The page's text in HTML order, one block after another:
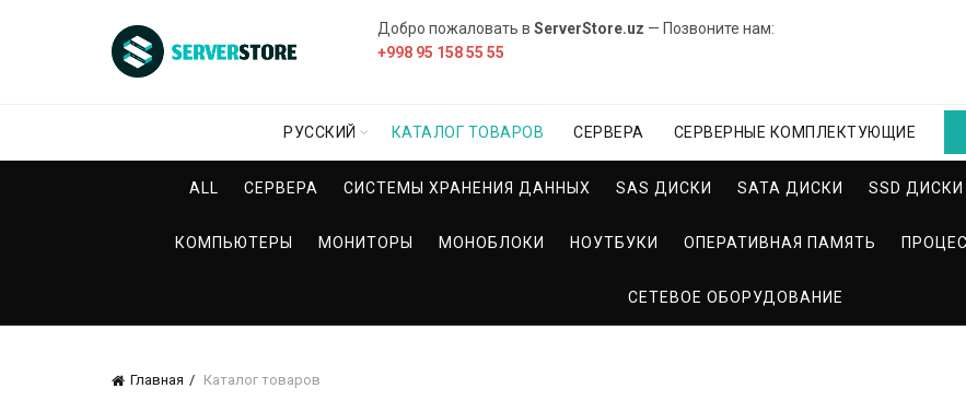
Добро пожаловать в ServerStore.uz — Позвоните нам:
+998 95 158 55 55
РУССКИЙ КАТАЛОГ ТОВАРОВ СЕРВЕРА СЕРВЕРНЫЕ КОМПЛЕКТУЮЩИЕ
ALL СЕРВЕРА СИСТЕМЫ ХРАНЕНИЯ ДАННЫХ SAS ДИСКИ SATA ДИСКИ SSD ДИСКИ
КОМПЬЮТЕРЫ МОНИТОРЫ МОНОБЛОКИ НОУТБУКИ ОПЕРАТИВНАЯ ПАМЯТЬ
СЕТЕВОЕ ОБОРУДОВАНИЕ
Главная Каталог товаров